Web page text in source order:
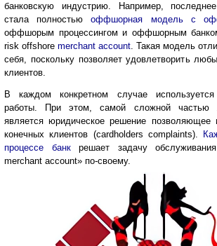
банковскую индустрию. Например,
стала полностьюоффшорная модель с
оффшорым процессингом и оффшорным
risk offshore merchant account. Такая модель
себя, поскольку позволяет удовлетворить
клиентов.
В каждом конкретном случае
работы. При этом, самой сложной частью
является юридическое решение позволяющее
конечных клиентов (cardholders complaints).
процессе банкрешает задачу
merchant account» по-своему.